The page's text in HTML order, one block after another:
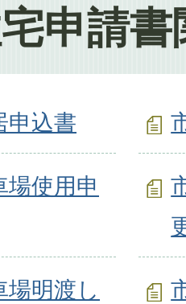
申請書
申込書
使用申
場明渡し